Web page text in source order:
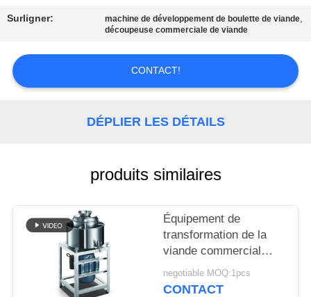
L'USINE
CONTRÔLE
DE
NOUVELLES
DEMANDEZ
UN DEVIS
Surligner: machine de développement de boulette de viande,
découpeuse commerciale de viande
CONTACT!
DÉPLIER LES DÉTAILS
produits similaires
Équipement de
transformation de la
viande commercial
automatique, fabricant
électrique de boulette
negotiable MOQ:1pcs
CONTACT